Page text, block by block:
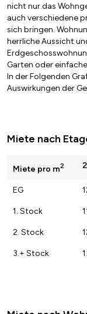
nicht nur das
auch verschiedene
sich bringen.
herrliche Aussicht
Garten oder
In der Folgenden
Auswirkungen der
Miete nach
Miete pro m2
EG
1. Stock
2. Stock
3.+ Stock